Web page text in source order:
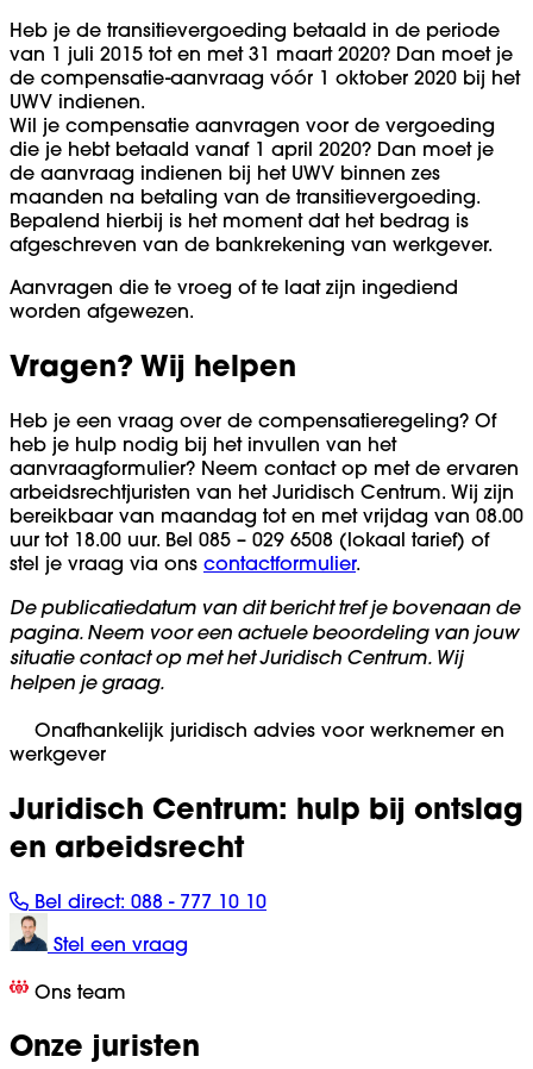
Heb je de transitievergoeding betaald in de periode
van 1 juli 2015 tot en met 31 maart 2020? Dan moet je
de compensatie-aanvraag vóór 1 oktober 2020 bij het
UWV indienen.
Wil je compensatie aanvragen voor de vergoeding
die je hebt betaald vanaf 1 april 2020? Dan moet je
de aanvraag indienen bij het UWV binnen zes
maanden na betaling van de transitievergoeding.
Bepalend hierbij is het moment dat het bedrag is
afgeschreven van de bankrekening van werkgever.
Aanvragen die te vroeg of te laat zijn ingediend
worden afgewezen.
Vragen? Wij helpen
Heb je een vraag over de compensatieregeling? Of
heb je hulp nodig bij het invullen van het
aanvraagformulier? Neem contact op met de ervaren
arbeidsrechtjuristen van het Juridisch Centrum. Wij zijn
bereikbaar van maandag tot en met vrijdag van 08.00
uur tot 18.00 uur. Bel 085 – 029 6508 (lokaal tarief) of
stel je vraag via ons contactformulier.
De publicatiedatum van dit bericht tref je bovenaan de
pagina. Neem voor een actuele beoordeling van jouw
situatie contact op met het Juridisch Centrum. Wij
helpen je graag.
Onafhankelijk juridisch advies voor werknemer en
werkgever
Juridisch Centrum: hulp bij ontslag
en arbeidsrecht
Bel direct: 088 - 777 10 10
Stel een vraag
Ons team
Onze juristen